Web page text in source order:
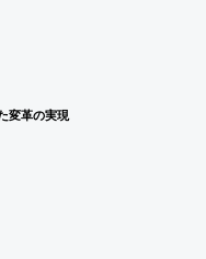
革の実現